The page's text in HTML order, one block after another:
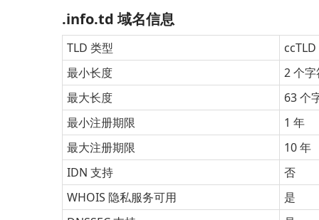
.info.td 域名信息
TLD 类型
最小长度
2 个字
最大长度
63 个
最小注册期限
1 年
最大注册期限
10 年
IDN 支持
否
WHOIS 隐私服务可用
是